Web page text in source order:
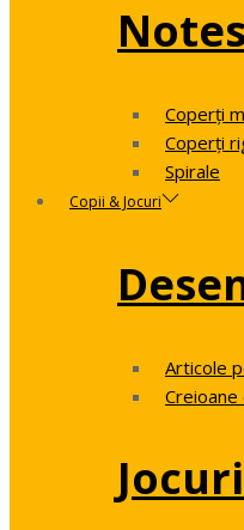
Coperți
Coperți
Spirale
Copii & Jocuri
Articole
Jocuri